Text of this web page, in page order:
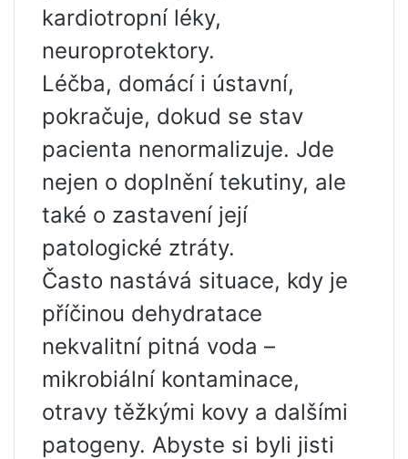
kardiotropní léky,
neuroprotektory.
Léčba, domácí i ústavní,
pokračuje, dokud se stav
pacienta nenormalizuje. Jde
nejen o doplnění tekutiny, ale
také o zastavení její
patologické ztráty.
Často nastává situace, kdy je
příčinou dehydratace
nekvalitní pitná voda –
mikrobiální kontaminace,
otravy těžkými kovy a dalšími
patogeny. Abyste si byli jisti